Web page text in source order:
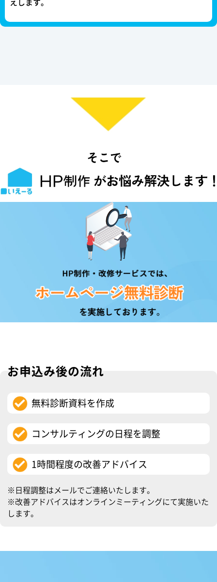
えします。
お申込み後の流れ
無料診断資料を作成
コンサルティングの日程を調整
1時間程度の改善アドバイス
※日程調整はメールでご連絡いたします。
※改善アドバイスはオンラインミーティングにて実施いた
します。